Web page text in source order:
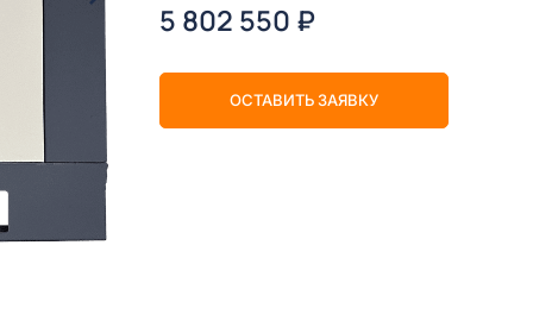
5 802 550 ₽
ОСТАВИТЬ ЗАЯВКУ